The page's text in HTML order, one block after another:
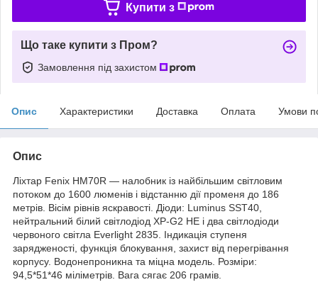
Купити з
Що таке купити з Пром?
Замовлення під захистом
Опис Характеристики Доставка Оплата Умови
Опис
Ліхтар Fenix HM70R — налобник із найбільшим світловим
потоком до 1600 люменів і відстанню дії променя до 186
метрів. Вісім рівнів яскравості. Діоди: Luminus SST40,
нейтральний білий світлодіод XP-G2 HE і два світлодіоди
червоного світла Everlight 2835. Індикація ступеня
зарядженості, функція блокування, захист від перегрівання
корпусу. Водонепроникна та міцна модель. Розміри:
94,5*51*46 міліметрів. Вага сягає 206 грамів.